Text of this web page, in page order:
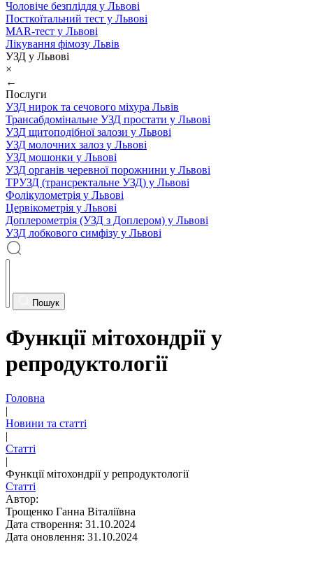
Чоловіче безпліддя у Львові
Посткоїтальний тест у Львові
MAR-тест у Львові
Лікування фімозу Львів
УЗД у Львові
×
←
Послуги
УЗД нирок та сечового міхура Львів
Трансабдомінальне УЗД простати у Львові
УЗД щитоподібної залози у Львові
УЗД молочних залоз у Львові
УЗД мошонки у Львові
УЗД органів черевної порожнини у Львові
ТРУЗД (трансректальне УЗД) у Львові
Фолікулометрія у Львові
Цервікометрія у Львові
Доплерометрія (УЗД з Доплером) у Львові
УЗД лобкового симфізу у Львові
Пошук
Функції мітохондрії у
репродуктології
Головна
|
Новини та статті
|
Статті
|
Функції мітохондрії у репродуктології
Статті
Автор:
Трощенко Ганна Віталіївна
Дата створення: 31.10.2024
Дата оновлення: 31.10.2024